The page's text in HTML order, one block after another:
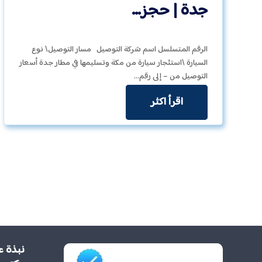
جدة | حجز…
الرقم المتسلسل اسم شركة التوصيل مسار التوصيل\ نوع
السيارة \استئجار سيارة من مكة وتسليمها في مطار جدة أسعار
التوصيل من – إلى رقم…
اقرأ اكثر
نبذة